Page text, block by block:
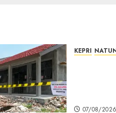
KEPRI
07/08/2026